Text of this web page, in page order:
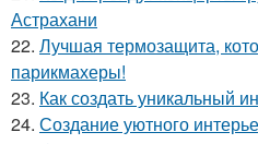
Астрахани
22. Лучшая термозащита,
парикмахеры!
23. Как создать уникальный
24. Создание уютного